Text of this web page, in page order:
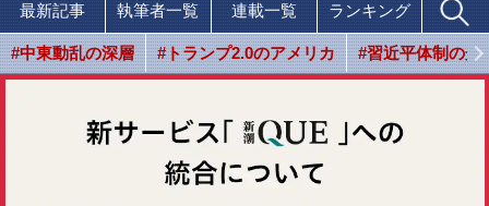
最新記事 執筆者一覧 連載一覧 ランキング
#中東動乱の深層 #トランプ2.0のアメリカ #習近平体制の光